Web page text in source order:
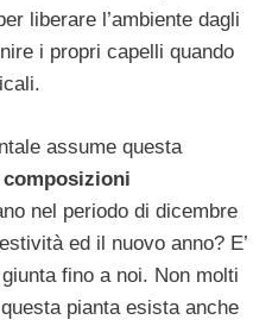
liberare l’ambiente dagli
i propri capelli quando
assume questa
composizioni
nel periodo di dicembre
ed il nuovo anno? E’
fino a noi. Non molti
pianta esista anche